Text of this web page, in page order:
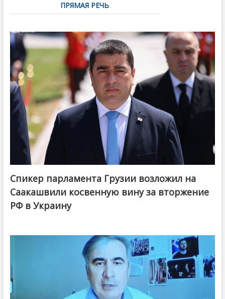
ПРЯМАЯ РЕЧЬ
Спикер парламента Грузии возложил на
Саакашвили косвенную вину за вторжение
РФ в Украину